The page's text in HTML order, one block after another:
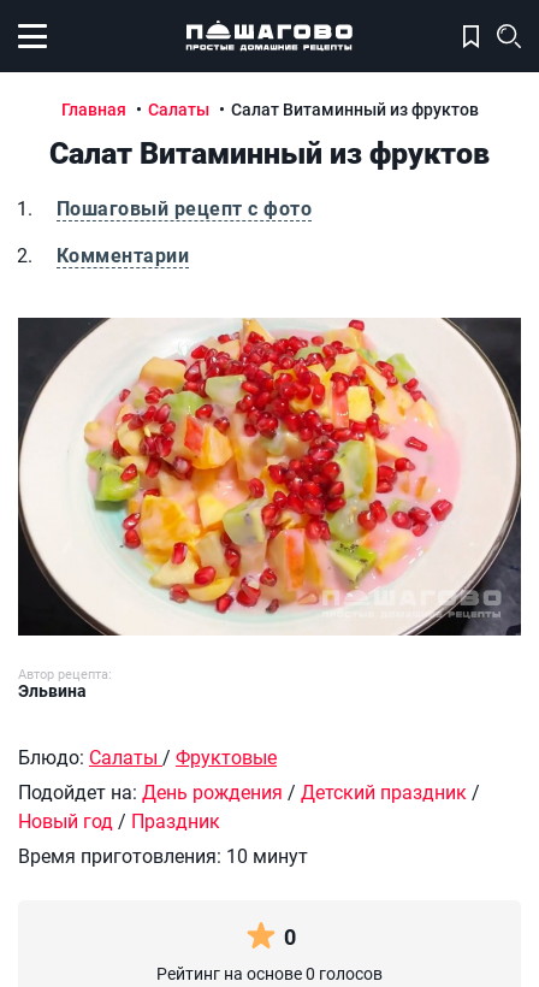
Открыть меню
Главная Салаты Салат Витаминный из фруктов
Салат Витаминный из фруктов
Пошаговый рецепт с фото
Комментарии
Салат Витаминный из фруктов
Автор рецепта:
Эльвина
Блюдо: Салаты / Фруктовые
Подойдет на: День рождения / Детский праздник /
Новый год / Праздник
Время приготовления: 10 минут
0
Рейтинг на основе 0 голосов